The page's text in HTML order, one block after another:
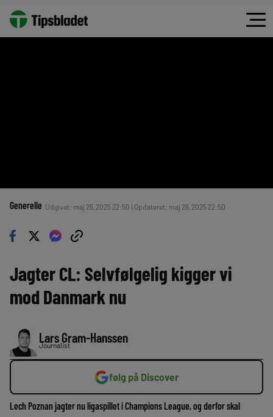
Generelle Udgivet: maj 26, 2025 22:50 | Opdateret: maj 26, 2025 22:50
Jagter CL: Selvfølgelig kigger vi
mod Danmark nu
Lars Gram-Hanssen
Journalist
følg på Discover
Lech Poznan jagter nu ligaspillet i Champions League, og derfor skal